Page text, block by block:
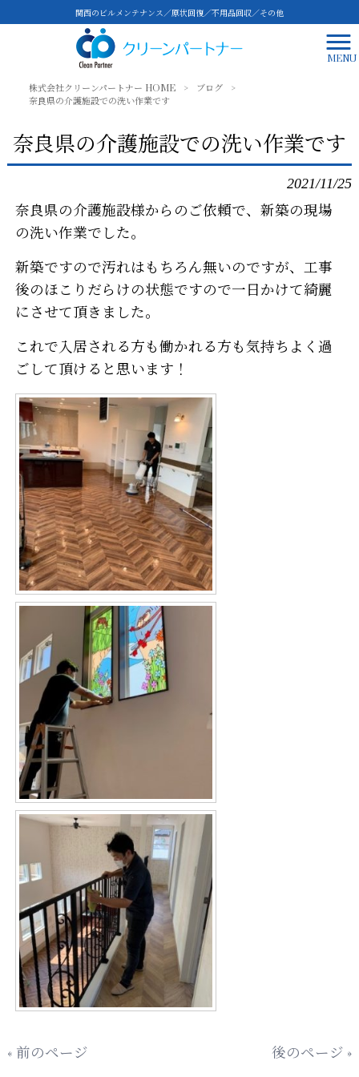
関西のビルメンテナンス／原状回復／不用品回収／その他
MENU
株式会社クリーンパートナー HOME > ブログ
>
奈良県の介護施設での洗い作業です
奈良県の介護施設での洗い作業です
2021/11/25
奈良県の介護施設様からのご依頼で、新築の現場
の洗い作業でした。
新築ですので汚れはもちろん無いのですが、工事
後のほこりだらけの状態ですので一日かけて綺麗
にさせて頂きました。
これで入居される方も働かれる方も気持ちよく過
ごして頂けると思います！
« 前のページ 後のページ »